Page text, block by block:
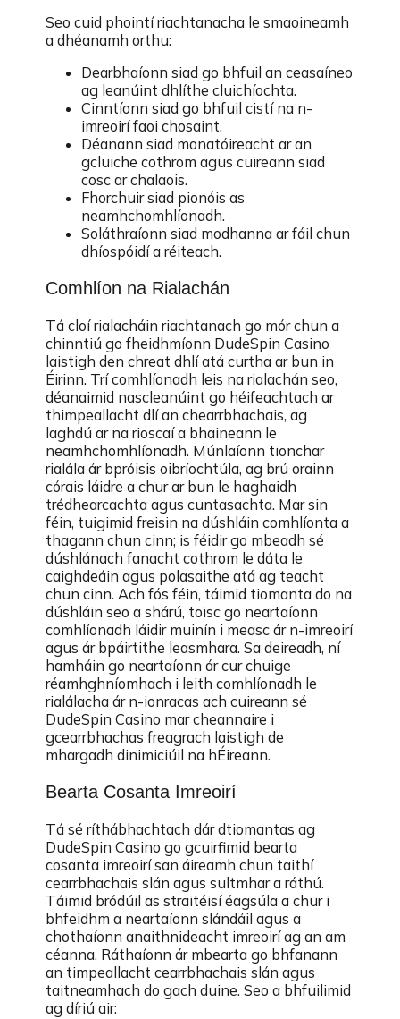
Seo cuid phointí riachtanacha le smaoineamh
a dhéanamh orthu:
Dearbhaíonn siad go bhfuil an ceasaíneo
ag leanúint dhlíthe cluichíochta.
Cinntíonn siad go bhfuil cistí na n-
imreoirí faoi chosaint.
Déanann siad monatóireacht ar an
gcluiche cothrom agus cuireann siad
cosc ar chalaois.
Fhorchuir siad pionóis as
neamhchomhlíonadh.
Soláthraíonn siad modhanna ar fáil chun
dhíospóidí a réiteach.
Comhlíon na Rialachán
Tá cloí rialacháin riachtanach go mór chun a
chinntiú go fheidhmíonn DudeSpin Casino
laistigh den chreat dhlí atá curtha ar bun in
Éirinn. Trí comhlíonadh leis na rialachán seo,
déanaimid nascleanúint go héifeachtach ar
thimpeallacht dlí an chearrbhachais, ag
laghdú ar na rioscaí a bhaineann le
neamhchomhlíonadh. Múnlaíonn tionchar
rialála ár bpróisis oibríochtúla, ag brú orainn
córais láidre a chur ar bun le haghaidh
trédhearcachta agus cuntasachta. Mar sin
féin, tuigimid freisin na dúshláin comhlíonta a
thagann chun cinn; is féidir go mbeadh sé
dúshlánach fanacht cothrom le dáta le
caighdeáin agus polasaithe atá ag teacht
chun cinn. Ach fós féin, táimid tiomanta do na
dúshláin seo a shárú, toisc go neartaíonn
comhlíonadh láidir muinín i measc ár n-imreoirí
agus ár bpáirtithe leasmhara. Sa deireadh, ní
hamháin go neartaíonn ár cur chuige
réamhghníomhach i leith comhlíonadh le
rialálacha ár n-ionracas ach cuireann sé
DudeSpin Casino mar cheannaire i
gcearrbhachas freagrach laistigh de
mhargadh dinimiciúil na hÉireann.
Bearta Cosanta Imreoirí
Tá sé ríthábhachtach dár dtiomantas ag
DudeSpin Casino go gcuirfimid bearta
cosanta imreoirí san áireamh chun taithí
cearrbhachais slán agus sultmhar a ráthú.
Táimid bródúil as straitéisí éagsúla a chur i
bhfeidhm a neartaíonn slándáil agus a
chothaíonn anaithnideacht imreoirí ag an am
céanna. Ráthaíonn ár mbearta go bhfanann
an timpeallacht cearrbhachais slán agus
taitneamhach do gach duine. Seo a bhfuilimid
ag díriú air: